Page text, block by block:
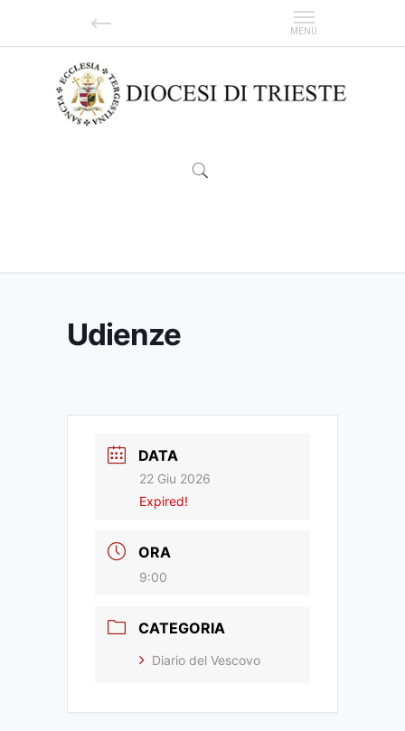
Udienze
DATA
22 Giu 2026
Expired!
ORA
9:00
CATEGORIA
Diario del Vescovo